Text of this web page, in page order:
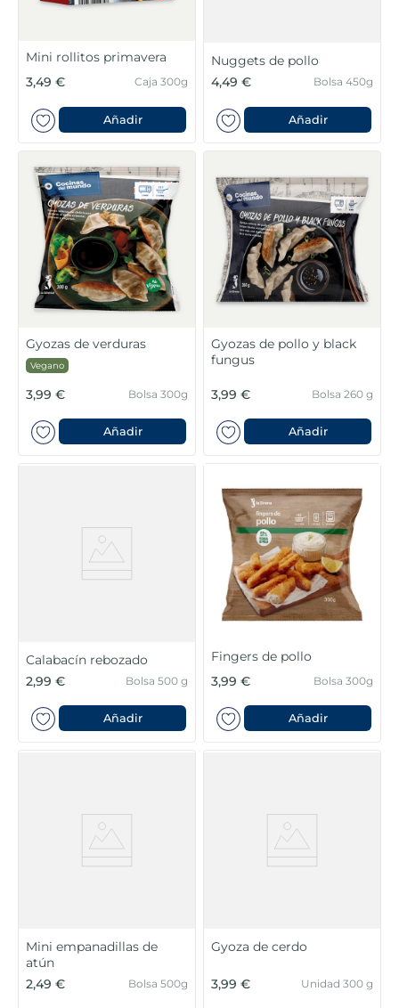
Mini rollitos primavera
3,49 €
Caja 300g
Añadir
Nuggets de pollo
4,49 €
Bolsa 450g
Añadir
Gyozas de verduras
Vegano
3,99 € Bolsa 300g
Añadir
Gyozas de pollo y black
fungus
3,99 € Bolsa 260 g
Añadir
Calabacín rebozado
2,99 €
Bolsa 500 g
Añadir
Fingers de pollo
3,99 €
Bolsa 300g
Añadir
Mini empanadillas de
atún
2,49 €
Bolsa 500g
Gyoza de cerdo
3,99 € Unidad 300 g